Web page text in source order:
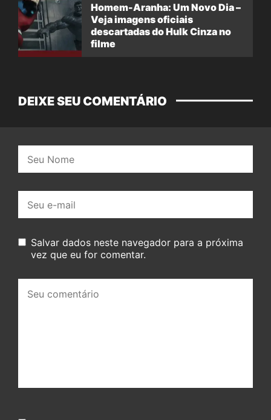
Homem-Aranha: Um Novo Dia –
Veja imagens oficiais
descartadas do Hulk Cinza no
filme
DEIXE SEU COMENTÁRIO
mail:
Salvar dados neste navegador para a próxima
vez que eu for comentar.
comentário: